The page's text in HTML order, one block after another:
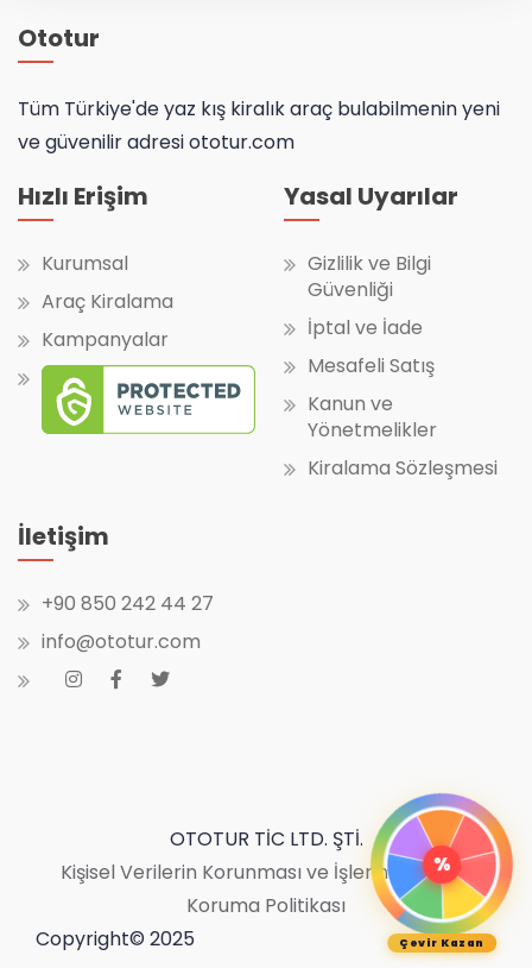
Ototur
Tüm Türkiye'de yaz kış kiralık araç bulabilmenin yeni
ve güvenilir adresi ototur.com
Hızlı Erişim
Kurumsal
Araç Kiralama
Kampanyalar
Yasal Uyarılar
Gizlilik ve Bilgi
Güvenliği
İptal ve İade
Mesafeli Satış
Kanun ve
Yönetmelikler
Kiralama Sözleşmesi
İletişim
+90 850 242 44 27
info@ototur.com
OTOTUR TİC LTD. ŞTİ.
Kişisel Verilerin Korunması ve İşlenmesi|Bilgi
Koruma Politikası
Copyright© 2025
%
Çevir Kazan